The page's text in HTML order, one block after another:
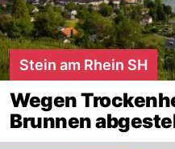
Stein am Rhein SH
Wegen
Brunnen